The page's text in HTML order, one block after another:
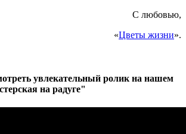
С любовью,
«Цветы жизни».
увлекательный ролик на нашем
на радуге"